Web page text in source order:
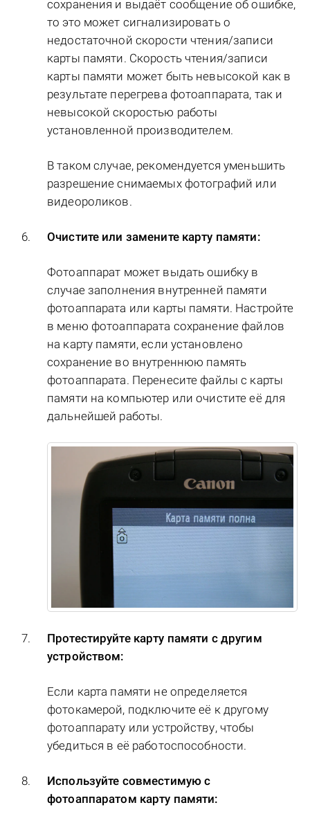
сохранения и выдаёт сообщение об ошибке,
то это может сигнализировать о
недостаточной скорости чтения/записи
карты памяти. Скорость чтения/записи
карты памяти может быть невысокой как в
результате перегрева фотоаппарата, так и
невысокой скоростью работы
установленной производителем.
В таком случае, рекомендуется уменьшить
разрешение снимаемых фотографий или
видеороликов.
Очистите или замените карту памяти:
Фотоаппарат может выдать ошибку в
случае заполнения внутренней памяти
фотоаппарата или карты памяти. Настройте
в меню фотоаппарата сохранение файлов
на карту памяти, если установлено
сохранение во внутреннюю память
фотоаппарата. Перенесите файлы с карты
памяти на компьютер или очистите её для
дальнейшей работы.
Протестируйте карту памяти с другим
устройством:
Если карта памяти не определяется
фотокамерой, подключите её к другому
фотоаппарату или устройству, чтобы
убедиться в её работоспособности.
Используйте совместимую с
фотоаппаратом карту памяти: